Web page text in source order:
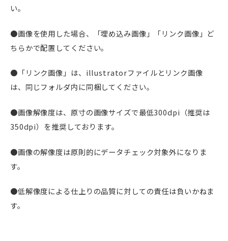
い。
●画像を使用した場合、「埋め込み画像」「リンク画像」ど
ちらかで配置してください。
●「リンク画像」は、illustratorファイルとリンク画像
は、同じフォルダ内に同梱してください。
●画像解像度は、原寸の画像サイズで最低300dpi（推奨は
350dpi）を推奨しております。
●画像の解像度は原則的にデータチェック対象外になりま
す。
●低解像度による仕上りの品質に対しての責任は負いかねま
す。